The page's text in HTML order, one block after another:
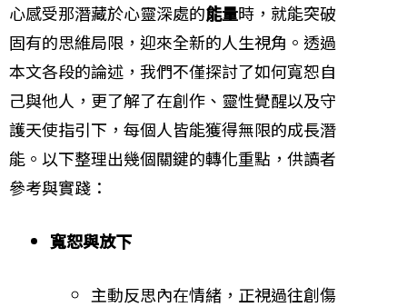
心感受那潛藏於心靈深處的能量時，就能突破
固有的思維局限，迎來全新的人生視角。透過
本文各段的論述，我們不僅探討了如何寬恕自
己與他人，更了解了在創作、靈性覺醒以及守
護天使指引下，每個人皆能獲得無限的成長潛
能。以下整理出幾個關鍵的轉化重點，供讀者
參考與實踐：
寬恕與放下
主動反思內在情緒，正視過往創傷